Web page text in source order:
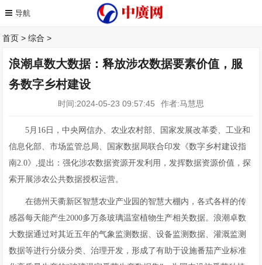
首页 >综合 >
浪潮卓数大数据：释放涉农数据要素价值，服
务数字乡村建设
时间:2024-05-23 09:57:45 作者:马慧思
5月16日，中央网信办、农业农村部、国家发展改革委、工业和
信息化部、市场监管总局、国家数据局联合印发《数字乡村建设指
南2.0》,提出：强化涉农数据资源开发利用，发挥数据资源价值，探
索开展涉农公共数据授权运营。
在德州天衢新区智慧农业产业园的智慧大棚内，各式各样的传
感器每天能产生2000多万条玻璃温室植物生产相关数据。浪潮卓数
大数据通过对其近五年的气象监测数据、设备监测数据、灌溉监测
数据等进行分级分类、治理开发，形成了有助于设施番茄产业标准